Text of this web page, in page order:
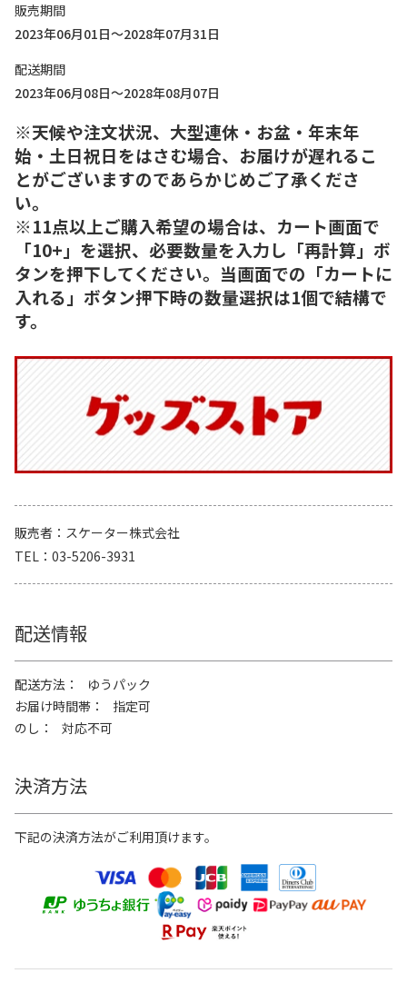
販売期間
2023年06月01日～2028年07月31日
配送期間
2023年06月08日～2028年08月07日
※天候や注文状況、大型連休・お盆・年末年
始・土日祝日をはさむ場合、お届けが遅れるこ
とがございますのであらかじめご了承くださ
い。
※11点以上ご購入希望の場合は、カート画面で
「10+」を選択、必要数量を入力し「再計算」ボ
タンを押下してください。当画面での「カートに
入れる」ボタン押下時の数量選択は1個で結構で
す。
販売者
スケーター株式会社
TEL
03-5206-3931
配送情報
配送方法
ゆうパック
お届け時間帯
指定可
のし
対応不可
決済方法
下記の決済方法がご利用頂けます。